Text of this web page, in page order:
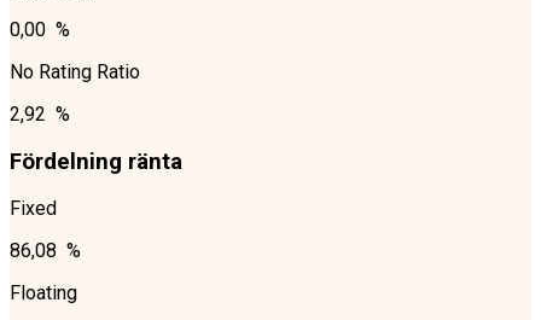
0,00 %
No Rating Ratio
2,92 %
Fördelning ränta
Fixed
86,08 %
Floating